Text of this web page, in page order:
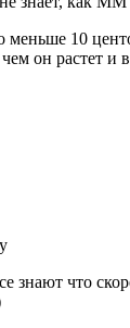
меньше 10
он растет и
знают что